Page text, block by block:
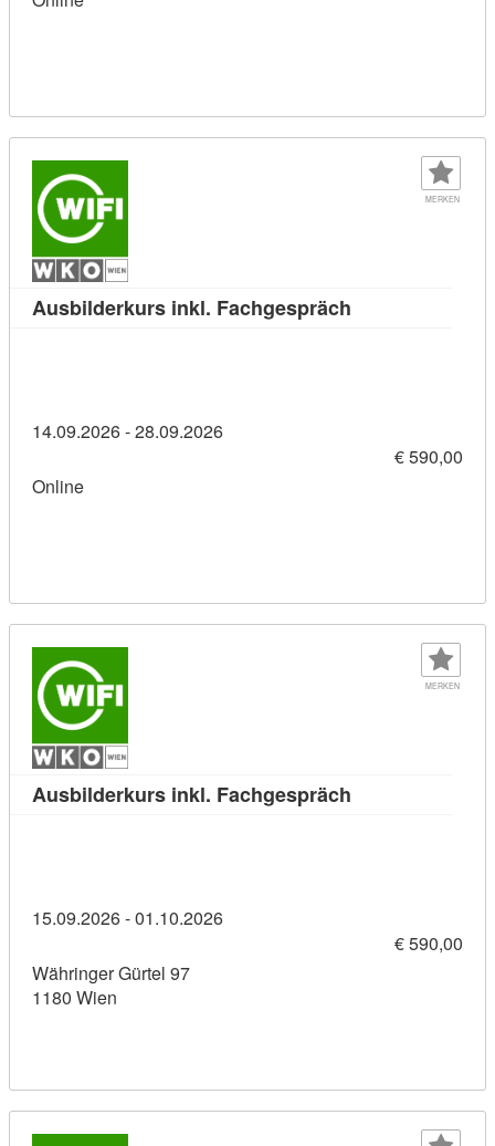
MERKEN
Ausbilderkurs inkl. Fachgespräch
14.09.2026 - 28.09.2026
€ 590,00
Online
MERKEN
Ausbilderkurs inkl. Fachgespräch
15.09.2026 - 01.10.2026
€ 590,00
Währinger Gürtel 97
1180 Wien